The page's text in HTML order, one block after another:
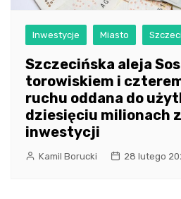
Inwestycje Miasto
Szczecińska aleja
torowiskiem i
ruchu oddana do
dziesięciu milionach
inwestycji
Kamil Borucki 28 lutego